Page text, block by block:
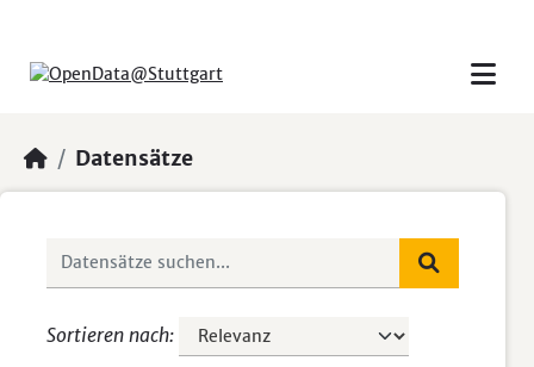
Datensätze
Sortieren nach